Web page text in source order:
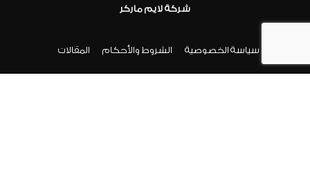
شركة لايم ماركر
سياسة الخصوصية الشروط والأحكام المقالات